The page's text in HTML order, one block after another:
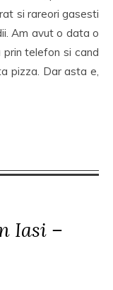
si rareori gasesti
Am avut o data o
telefon si cand
pizza. Dar asta e,
Iasi –